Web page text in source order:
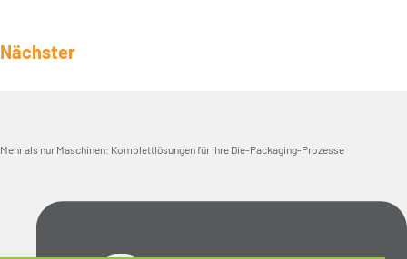
Nächster
Mehr als nur Maschinen: Komplettlösungen für Ihre Die-Packaging-Prozesse